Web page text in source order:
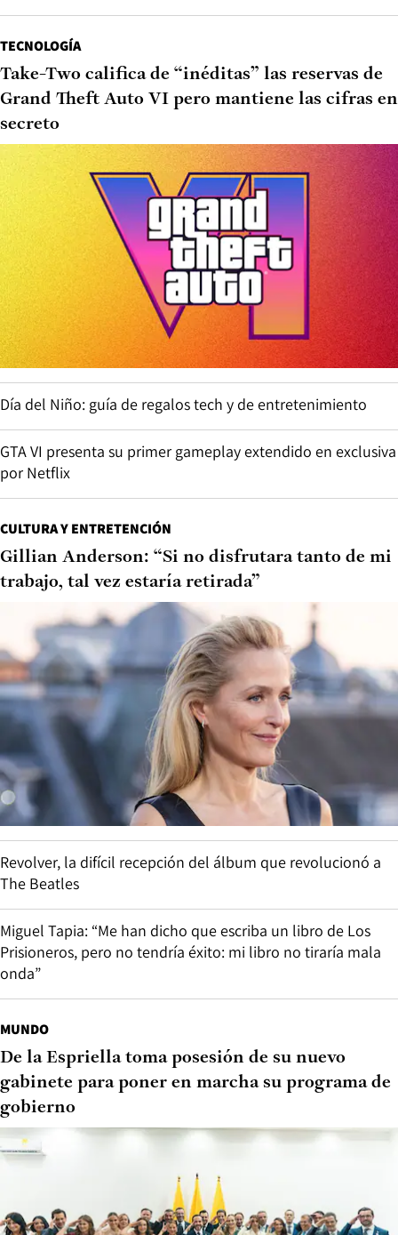
TECNOLOGÍA
Take-Two califica de “inéditas” las reservas de
Grand Theft Auto VI pero mantiene las cifras en
secreto
Día del Niño: guía de regalos tech y de entretenimiento
GTA VI presenta su primer gameplay extendido en exclusiva
por Netflix
CULTURA Y ENTRETENCIÓN
Gillian Anderson: “Si no disfrutara tanto de mi
trabajo, tal vez estaría retirada”
Revolver, la difícil recepción del álbum que revolucionó a
The Beatles
Miguel Tapia: “Me han dicho que escriba un libro de Los
Prisioneros, pero no tendría éxito: mi libro no tiraría mala
onda”
MUNDO
De la Espriella toma posesión de su nuevo
gabinete para poner en marcha su programa de
gobierno